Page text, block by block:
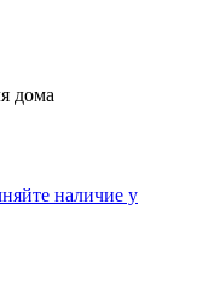
дома
наличие у